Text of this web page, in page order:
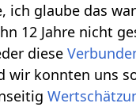
ich glaube das
12 Jahre nicht
diese
wir konnten uns